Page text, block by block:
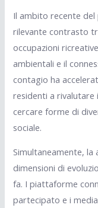
Il ambito recente
rilevante contrasto
occupazioni
ambientali e il
contagio ha
residenti a rivalutare
cercare forme di
sociale.
Simultaneamente,
dimensioni di
fa. I piattaforme
partecipato e i